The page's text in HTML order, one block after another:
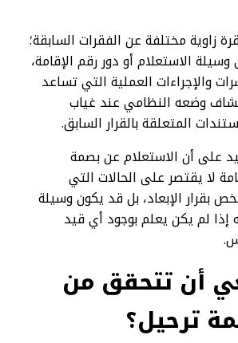
زاوية مختلفة عن الفقرات السابقة؛
الاستعلام أو دور رقم الإقامة،
والإجراءات العملية التي تساعد
وضعه النظامي عند غياب
المتعلقة بالقرار السابق.
على أن الاستعلام عن بصمة
لا يقتصر على الحالات التي
بقرار الإبعاد، بل قد يكون وسيلة
لم يكن يعلم بوجود أي قيد
أن تتحقق من
ترحيل؟